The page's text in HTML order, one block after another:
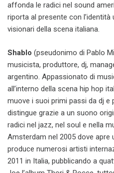
affonda le radici nel sound
riporta al presente con
visionari della scena italiana.
Shablo (pseudonimo di Pablo
musicista, produttore, dj,
argentino. Appassionato di
all’interno della scena hip hop
muove i suoi primi passi da dj e
distingue grazie a un suono
radici nel jazz, nel soul e nella
Amsterdam nel 2005 dove apre
produce numerosi artisti
2011 in Italia, pubblicando a